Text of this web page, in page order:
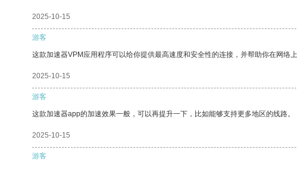
2025-10-15
游客
这款加速器VPM应用程序可以给你提供最高速度和安全性的连接，并帮助你在网络上
2025-10-15
游客
这款加速器app的加速效果一般，可以再提升一下，比如能够支持更多地区的线路。
2025-10-15
游客